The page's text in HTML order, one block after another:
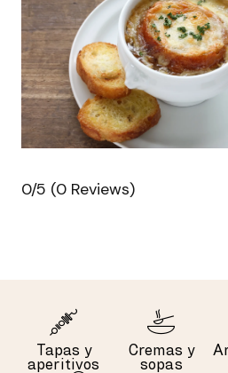
0/5 (0 Reviews)
Tapas y
aperitivos
Cremas y
sopas